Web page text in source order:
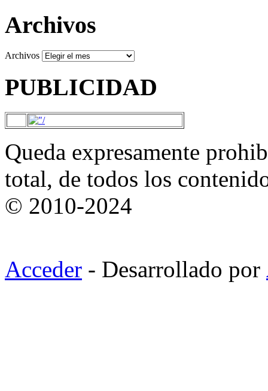
Archivos
Archivos
PUBLICIDAD
Queda expresamente
total, de todos los
© 2010-2024
Acceder - Desarrollado por